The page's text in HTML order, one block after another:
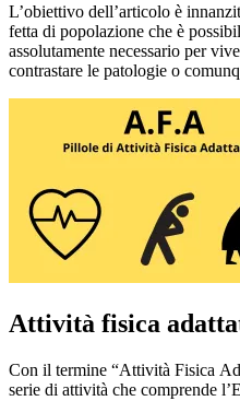
L’obiettivo dell’articolo è
fetta di popolazione che è
assolutamente necessario per
contrastare le patologie o
Attività fisica
Con il termine “Attività Fisica
serie di attività che comprende